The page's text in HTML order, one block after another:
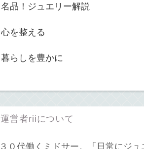
名品！ジュエリー解説
心を整える
暮らしを豊かに
運営者riiについて
３０代働くミドサー。「日常にジュ